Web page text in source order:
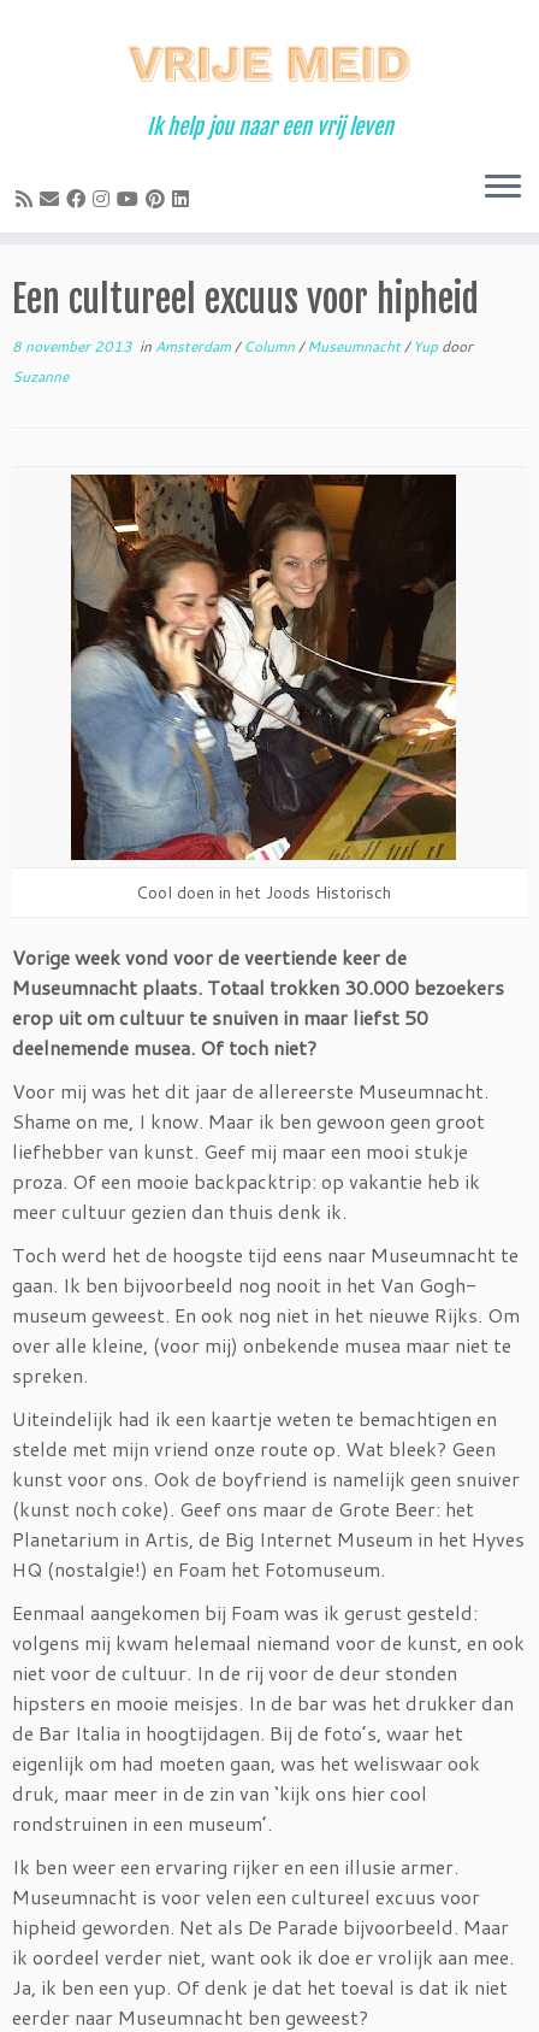
Ik help jou naar een vrij leven
Een cultureel excuus voor hipheid
8 november 2013 in Amsterdam/Column/Museumnacht/ Yup door
Suzanne
Cool doen in het Joods Historisch
Vorige week vond voor de veertiende keer de
Museumnacht plaats. Totaal trokken 30.000 bezoekers
erop uit om cultuur te snuiven in maar liefst 50
deelnemende musea. Of toch niet?
Voor mij was het dit jaar de allereerste Museumnacht.
Shame on me, I know. Maar ik ben gewoon geen groot
liefhebber van kunst. Geef mij maar een mooi stukje
proza. Of een mooie backpacktrip: op vakantie heb ik
meer cultuur gezien dan thuis denk ik.
Toch werd het de hoogste tijd eens naar Museumnacht te
gaan. Ik ben bijvoorbeeld nog nooit in het Van Gogh-
museum geweest. En ook nog niet in het nieuwe Rijks. Om
over alle kleine, (voor mij) onbekende musea maar niet te
spreken.
Uiteindelijk had ik een kaartje weten te bemachtigen en
stelde met mijn vriend onze route op. Wat bleek? Geen
kunst voor ons. Ook de boyfriend is namelijk geen snuiver
(kunst noch coke). Geef ons maar de Grote Beer: het
Planetarium in Artis, de Big Internet Museum in het Hyves
HQ (nostalgie!) en Foam het Fotomuseum.
Eenmaal aangekomen bij Foam was ik gerust gesteld:
volgens mij kwam helemaal niemand voor de kunst, en ook
niet voor de cultuur. In de rij voor de deur stonden
hipsters en mooie meisjes. In de bar was het drukker dan
de Bar Italia in hoogtijdagen. Bij de foto’s, waar het
eigenlijk om had moeten gaan, was het weliswaar ook
druk, maar meer in de zin van ‘kijk ons hier cool
rondstruinen in een museum’.
Ik ben weer een ervaring rijker en een illusie armer.
Museumnacht is voor velen een cultureel excuus voor
hipheid geworden. Net als De Parade bijvoorbeeld. Maar
ik oordeel verder niet, want ook ik doe er vrolijk aan mee.
Ja, ik ben een yup. Of denk je dat het toeval is dat ik niet
eerder naar Museumnacht ben geweest?